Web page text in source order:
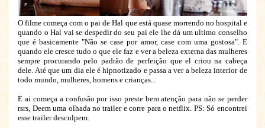
O filme começa com o pai de Hal que está quase morrendo no hospital e
quando o Hal vai se despedir do seu pai ele lhe dá um ultimo conselho
que é basicamente "Não se case por amor, case com uma gostosa". E
quando ele cresce tudo o que ele faz e ver a beleza externa das mulheres
sempre procurando pelo padrão de perfeição que el criou na cabeça
dele. Até que um dia ele é hipnotizado e passa a ver a beleza interior de
todo mundo, mulheres, homens e crianças...
E ai começa a confusão por isso preste bem atenção para não se perder
rsrs, Deem uma olhada no trailer e corre para o netflix. PS: Só encontrei
esse trailer desculpem.